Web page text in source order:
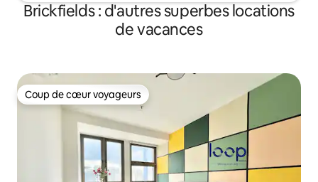
Brickfields : d'autres superbes locations
de vacances
Coup de cœur voyageurs
Coup de cœur voyageurs